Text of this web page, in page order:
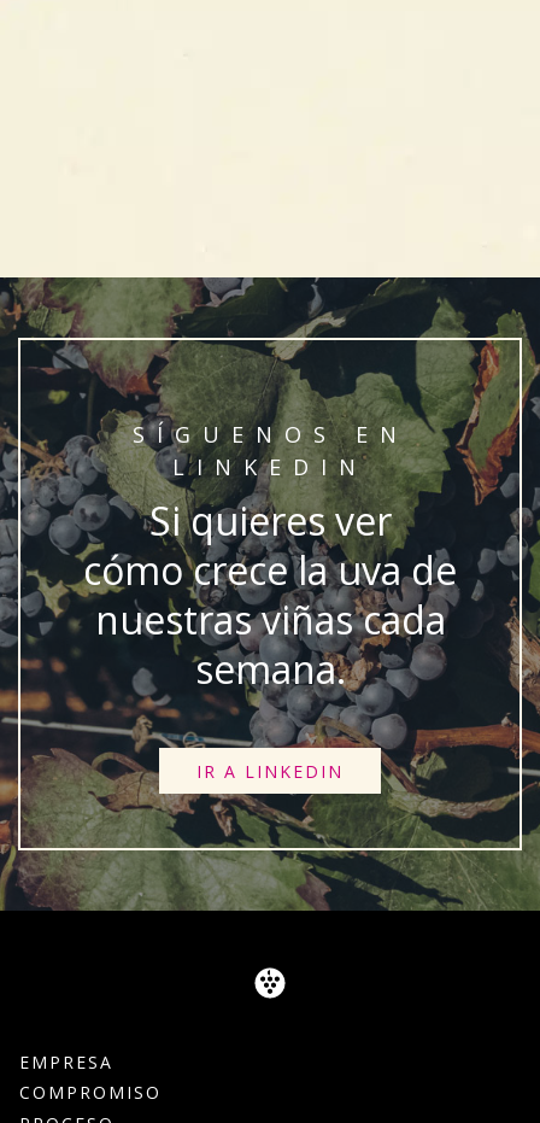
SÍGUENOS EN
LINKEDIN
Si quieres ver
cómo crece la uva de
nuestras viñas cada
semana.
IR A LINKEDIN
EMPRESA
COMPROMISO